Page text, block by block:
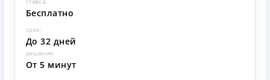
Бесплатно
срок:
До 32 дней
решение:
От 5 минут